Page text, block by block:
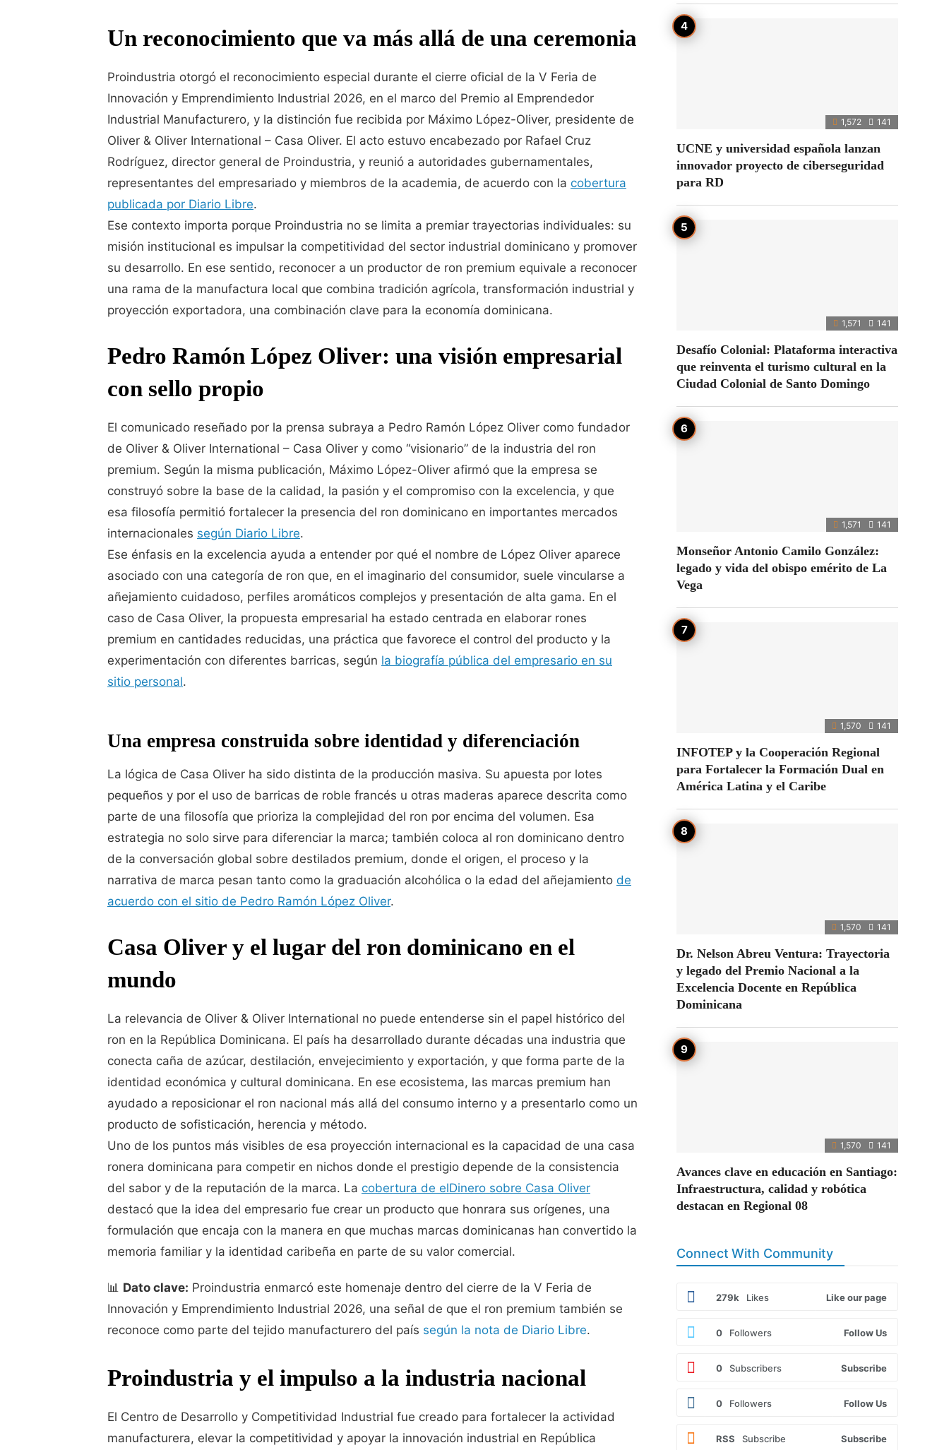
Un reconocimiento que va más allá de una ceremonia
Proindustria otorgó el reconocimiento especial durante el cierre oficial de la V Feria de
Innovación y Emprendimiento Industrial 2026, en el marco del Premio al Emprendedor
Industrial Manufacturero, y la distinción fue recibida por Máximo López-Oliver, presidente de
Oliver & Oliver International – Casa Oliver. El acto estuvo encabezado por Rafael Cruz
Rodríguez, director general de Proindustria, y reunió a autoridades gubernamentales,
representantes del empresariado y miembros de la academia, de acuerdo con la cobertura
publicada por Diario Libre.
Ese contexto importa porque Proindustria no se limita a premiar trayectorias individuales: su
misión institucional es impulsar la competitividad del sector industrial dominicano y promover
su desarrollo. En ese sentido, reconocer a un productor de ron premium equivale a reconocer
una rama de la manufactura local que combina tradición agrícola, transformación industrial y
proyección exportadora, una combinación clave para la economía dominicana.
Pedro Ramón López Oliver: una visión empresarial
con sello propio
El comunicado reseñado por la prensa subraya a Pedro Ramón López Oliver como fundador
de Oliver & Oliver International – Casa Oliver y como “visionario” de la industria del ron
premium. Según la misma publicación, Máximo López-Oliver afirmó que la empresa se
construyó sobre la base de la calidad, la pasión y el compromiso con la excelencia, y que
esa filosofía permitió fortalecer la presencia del ron dominicano en importantes mercados
internacionales según Diario Libre.
Ese énfasis en la excelencia ayuda a entender por qué el nombre de López Oliver aparece
asociado con una categoría de ron que, en el imaginario del consumidor, suele vincularse a
añejamiento cuidadoso, perfiles aromáticos complejos y presentación de alta gama. En el
caso de Casa Oliver, la propuesta empresarial ha estado centrada en elaborar rones
premium en cantidades reducidas, una práctica que favorece el control del producto y la
experimentación con diferentes barricas, según la biografía pública del empresario en su
sitio personal.
Una empresa construida sobre identidad y diferenciación
La lógica de Casa Oliver ha sido distinta de la producción masiva. Su apuesta por lotes
pequeños y por el uso de barricas de roble francés u otras maderas aparece descrita como
parte de una filosofía que prioriza la complejidad del ron por encima del volumen. Esa
estrategia no solo sirve para diferenciar la marca; también coloca al ron dominicano dentro
de la conversación global sobre destilados premium, donde el origen, el proceso y la
narrativa de marca pesan tanto como la graduación alcohólica o la edad del añejamiento de
acuerdo con el sitio de Pedro Ramón López Oliver.
Casa Oliver y el lugar del ron dominicano en el
mundo
La relevancia de Oliver & Oliver International no puede entenderse sin el papel histórico del
ron en la República Dominicana. El país ha desarrollado durante décadas una industria que
conecta caña de azúcar, destilación, envejecimiento y exportación, y que forma parte de la
identidad económica y cultural dominicana. En ese ecosistema, las marcas premium han
ayudado a reposicionar el ron nacional más allá del consumo interno y a presentarlo como un
producto de sofisticación, herencia y método.
Uno de los puntos más visibles de esa proyección internacional es la capacidad de una casa
ronera dominicana para competir en nichos donde el prestigio depende de la consistencia
del sabor y de la reputación de la marca. La cobertura de elDinero sobre Casa Oliver
destacó que la idea del empresario fue crear un producto que honrara sus orígenes, una
formulación que encaja con la manera en que muchas marcas dominicanas han convertido la
memoria familiar y la identidad caribeña en parte de su valor comercial.
📊 Dato clave: Proindustria enmarcó este homenaje dentro del cierre de la V Feria de
Innovación y Emprendimiento Industrial 2026, una señal de que el ron premium también se
reconoce como parte del tejido manufacturero del país según la nota de Diario Libre.
Proindustria y el impulso a la industria nacional
El Centro de Desarrollo y Competitividad Industrial fue creado para fortalecer la actividad
manufacturera, elevar la competitividad y apoyar la innovación industrial en República
1,572 141
UCNE y universidad española lanzan
innovador proyecto de ciberseguridad
para RD
1,571 141
Desafío Colonial: Plataforma interactiva
que reinventa el turismo cultural en la
Ciudad Colonial de Santo Domingo
1,571 141
Monseñor Antonio Camilo González:
legado y vida del obispo emérito de La
Vega
1,570 141
INFOTEP y la Cooperación Regional
para Fortalecer la Formación Dual en
América Latina y el Caribe
1,570 141
Dr. Nelson Abreu Ventura: Trayectoria
y legado del Premio Nacional a la
Excelencia Docente en República
Dominicana
1,570 141
Avances clave en educación en Santiago:
Infraestructura, calidad y robótica
destacan en Regional 08
Connect With Community
279k Likes Like our page
0 Followers Follow Us
0 Subscribers Subscribe
0 Followers Follow Us
RSS Subscribe Subscribe